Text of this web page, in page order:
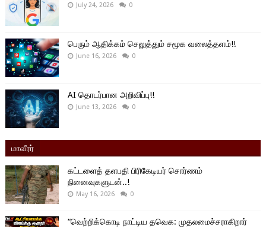
July 24, 2026 0
பெரும் ஆதிக்கம் செலுத்தும் சமூக வலைத்தளம்!!
June 16, 2026 0
AI தொடர்பான அறிவிப்பு!!
June 13, 2026 0
மாவீரர்
கட்டளைத் தளபதி பிரிகேடியர் சொர்ணம்
நினைவுகளுடன்..!
May 16, 2026 0
“வெற்றிக்கொடி நாட்டிய தவெக: முதலமைச்சராகிறார்